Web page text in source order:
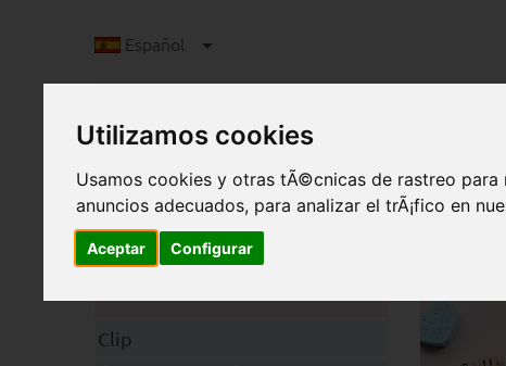
Utilizamos cookies
Usamos cookies y otras tÃ©cnicas de rastreo
anuncios adecuados, para analizar el trÃ¡fico en
Aceptar Configurar
Español
Clip